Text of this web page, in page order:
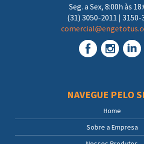
Seg. a Sex, 8:00h às
(31) 3050-2011 | 3150-
NAVEGUE PELO
Home
Sobre a Empresa